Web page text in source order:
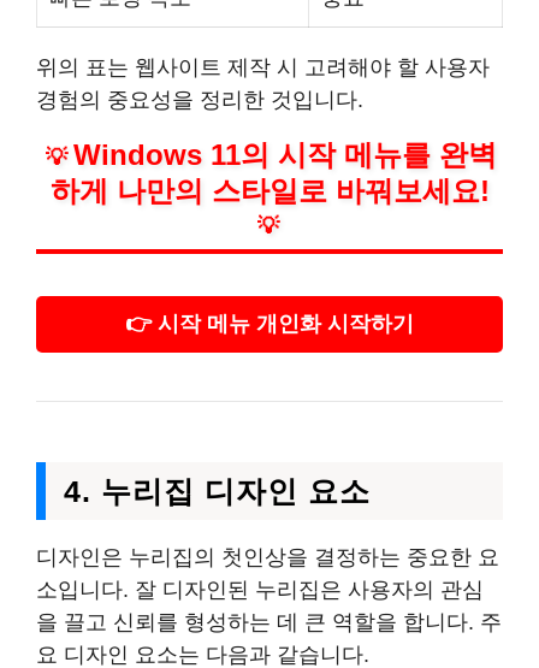
위의 표는 웹사이트 제작 시 고려해야 할 사용자
경험의 중요성을 정리한 것입니다.
💡 Windows 11의 시작 메뉴를 완벽
하게 나만의 스타일로 바꿔보세요!
💡
👉 시작 메뉴 개인화 시작하기
4. 누리집 디자인 요소
디자인은 누리집의 첫인상을 결정하는 중요한 요
소입니다. 잘 디자인된 누리집은 사용자의 관심
을 끌고 신뢰를 형성하는 데 큰 역할을 합니다. 주
요 디자인 요소는 다음과 같습니다.